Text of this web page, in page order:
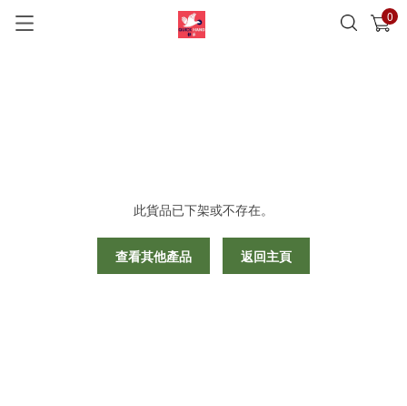
0
已加入購物車 查看
此貨品已下架或不存在。
查看其他產品 返回主頁